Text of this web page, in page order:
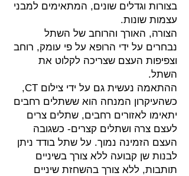
בצורות וגדלים שונים, המתאימים למבני
עצמות שונות.
הצורה, האורך והרוחב של השתל
נבחרים על ידי הרופא על פי עומק, רוחב
וצפיפות העצם שצריכה לקלוט את
השתל.
ההתאמה נעשית גם על ידי צילום CT,
כשהעיקרון המנחה הוא ששתלים רחבים
יתאימו לאזורים רחבים, שתלים צרים
לעצם צרה ושתלים קצרים- כשגובה
העצם הזמינה נמוך. על שתל בודד ניתן
לבנות שן קבועה ללא צורך בשיניים
תותבות, ללא צורך בהשחזת שיניים